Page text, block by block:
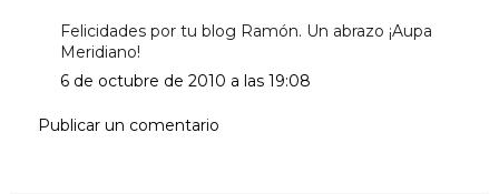
Felicidades por tu blog Ramón. Un abrazo ¡Aupa
Meridiano!
6 de octubre de 2010 a las 19:08
Publicar un comentario